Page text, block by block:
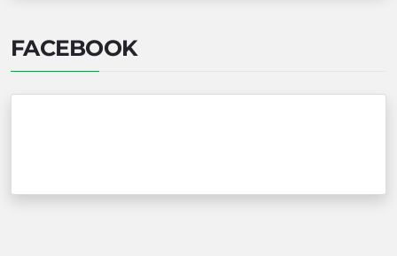
FACEBOOK